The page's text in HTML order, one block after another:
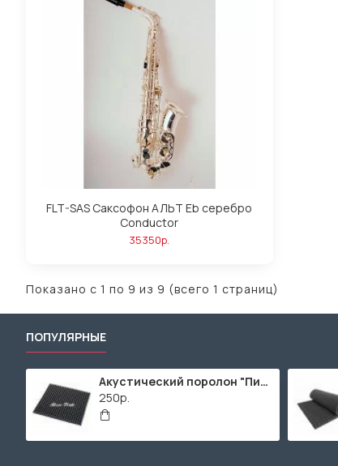
FLT-SAS Саксофон АЛЬТ Eb серебро
Conductor
35350р.
Показано с 1 по 9 из 9 (всего 1 страниц)
ПОПУЛЯРНЫЕ
Акустический поролон "Пирамида" / 480x480х30мм / Темно-серый
250р.